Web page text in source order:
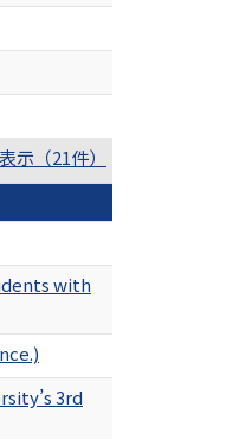
示（21件）
with
3rd